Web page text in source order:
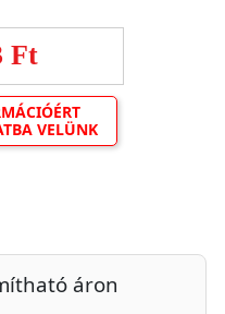
Ft
VELÜNK
áron